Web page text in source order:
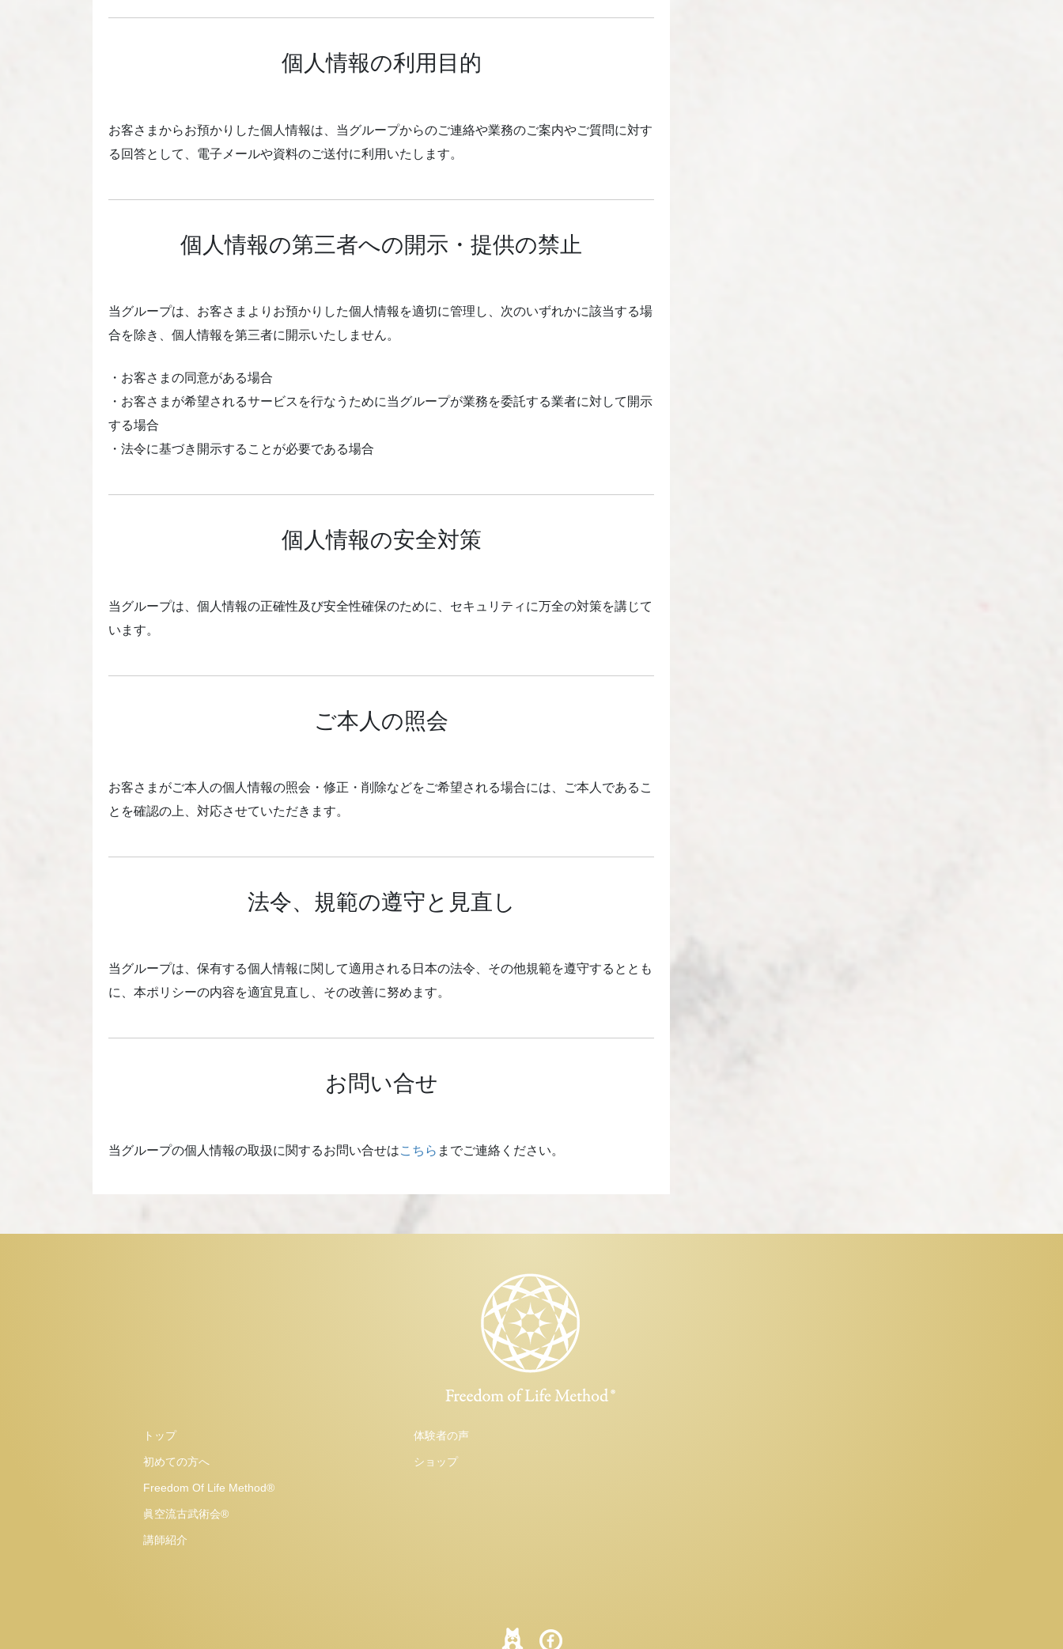
個人情報の利用目的
お客さまからお預かりした個人情報は、当グループからのご連絡や業務のご案内やご質問に対す
る回答として、電子メールや資料のご送付に利用いたします。
個人情報の第三者への開示・提供の禁止
当グループは、お客さまよりお預かりした個人情報を適切に管理し、次のいずれかに該当する場
合を除き、個人情報を第三者に開示いたしません。
・お客さまの同意がある場合
・お客さまが希望されるサービスを行なうために当グループが業務を委託する業者に対して開示
する場合
・法令に基づき開示することが必要である場合
個人情報の安全対策
当グループは、個人情報の正確性及び安全性確保のために、セキュリティに万全の対策を講じて
います。
ご本人の照会
お客さまがご本人の個人情報の照会・修正・削除などをご希望される場合には、ご本人であるこ
とを確認の上、対応させていただきます。
法令、規範の遵守と見直し
当グループは、保有する個人情報に関して適用される日本の法令、その他規範を遵守するととも
に、本ポリシーの内容を適宜見直し、その改善に努めます。
お問い合せ
当グループの個人情報の取扱に関するお問い合せはこちら までご連絡ください。
トップ
初めての方へ
Freedom Of Life Method®
眞空流古武術会®
講師紹介
体験者の声
ショップ